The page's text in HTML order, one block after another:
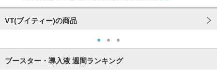
VT(ブイティー)の商品
ブースター・導入液 週間ランキング